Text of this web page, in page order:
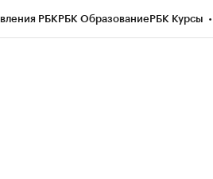
РБКРБК ОбразованиеРБК Курсы